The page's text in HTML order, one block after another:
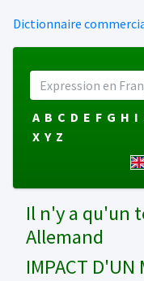
Dictionnaire
A B C D E F G H I
X Y Z
Il n'y a qu'un
Allemand
IMPACT D'UN